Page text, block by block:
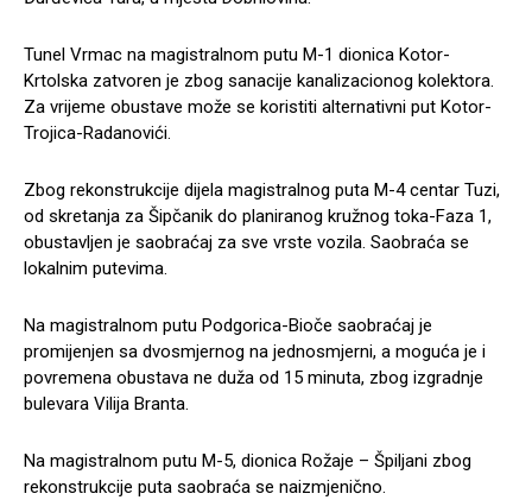
Tunel Vrmac na magistralnom putu M-1 dionica Kotor-
Krtolska zatvoren je zbog sanacije kanalizacionog kolektora.
Za vrijeme obustave može se koristiti alternativni put Kotor-
Trojica-Radanovići.
Zbog rekonstrukcije dijela magistralnog puta M-4 centar Tuzi,
od skretanja za Šipčanik do planiranog kružnog toka-Faza 1,
obustavljen je saobraćaj za sve vrste vozila. Saobraća se
lokalnim putevima.
Na magistralnom putu Podgorica-Bioče saobraćaj je
promijenjen sa dvosmjernog na jednosmjerni, a moguća je i
povremena obustava ne duža od 15 minuta, zbog izgradnje
bulevara Vilija Branta.
Na magistralnom putu M-5, dionica Rožaje – Špiljani zbog
rekonstrukcije puta saobraća se naizmjenično.